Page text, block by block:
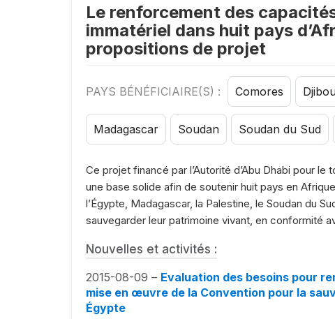
Le renforcement des
immatériel dans huit pays
propositions de projet
PAYS BÉNÉFICIAIRE(S) : Comores
Madagascar Soudan Soudan du Sud
Ce projet financé par l’Autorité d’Abu Dhabi pour
une base solide afin de soutenir huit pays en
l’Égypte, Madagascar, la Palestine, le Soudan du
sauvegarder leur patrimoine vivant, en conformité
Nouvelles et activités :
2015-08-09 – Evaluation des besoins pour
mise en œuvre de la Convention pour la
Égypte